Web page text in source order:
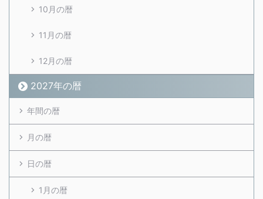
10月の暦
11月の暦
12月の暦
2027年の暦
年間の暦
月の暦
日の暦
1月の暦